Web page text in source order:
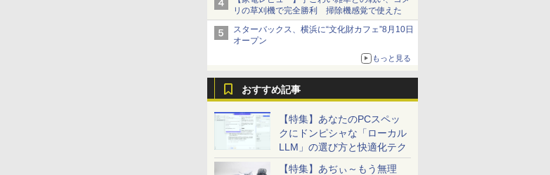
リの草刈機で完全勝利 掃除機感覚で使えた
スターバックス、横浜に“文化財カフェ”8月10日
オープン
もっと見る
おすすめ記事
【特集】あなたのPCスペッ
クにドンピシャな「ローカル
LLM」の選び方と快適化テク
【特集】あぢぃ～もう無理